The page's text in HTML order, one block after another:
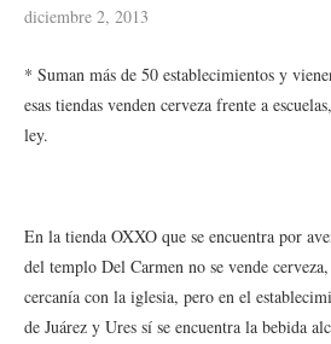
diciembre 2, 2013
* Suman más de 50 establecimientos y
esas tiendas venden cerveza frente a
ley.
En la tienda OXXO que se encuentra por
del templo Del Carmen no se vende
cercanía con la iglesia, pero en el
de Juárez y Ures sí se encuentra la bebida